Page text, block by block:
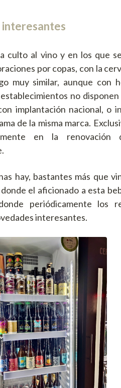
interesantes
culto al vino y en los que
por copas, con la
muy similar, aunque con
no disponen
implantación nacional, o
de la misma marca.
en la
hay, bastantes más que
el aficionado a esta
periódicamente los
interesantes.